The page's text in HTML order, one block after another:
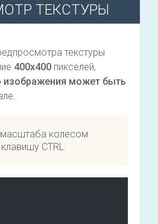
ТЕКСТУРЫ
текстуры
400х400 пикселей,
изображения может быть
масштаба колесом
CTRL.